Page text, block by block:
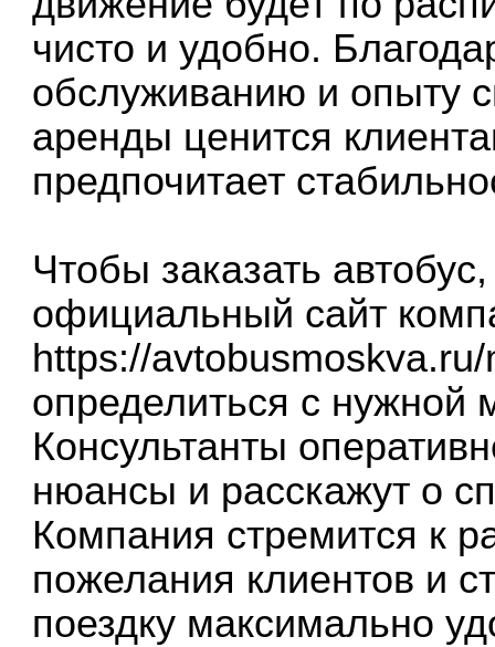
чисто и удобно.
обслуживанию и опыту
аренды ценится
предпочитает
Чтобы заказать
официальный сайт
https://
определиться с нужной
Консультанты
нюансы и расскажут о
Компания стремится к
пожелания клиентов и
поездку максимально